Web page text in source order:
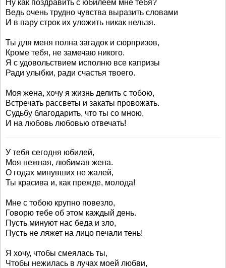
Ну как поздравить с юбилеем мне тебя?
Ведь очень трудно чувства выразить словами
И в пару строк их уложить никак нельзя.
Ты для меня полна загадок и сюрпризов,
Кроме тебя, не замечаю никого.
Я с удовольствием исполню все капризы
Ради улыбки, ради счастья твоего.
Моя жена, хочу я жизнь делить с тобою,
Встречать рассветы и закаты провожать.
Судьбу благодарить, что ты со мною,
И на любовь любовью отвечать!
У тебя сегодня юбилей,
Моя нежная, любимая жена.
О годах минувших не жалей,
Ты красива и, как прежде, молода!
Мне с тобою крупно повезло,
Говорю тебе об этом каждый день.
Пусть минуют нас беда и зло,
Пусть не ляжет на лицо печали тень!
Я хочу, чтобы смеялась ты,
Чтобы нежилась в лучах моей любви,